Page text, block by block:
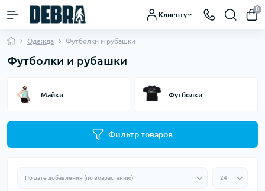
Клиенту
0
Одежда Футболки и рубашки
Футболки и рубашки
Майки Футболки
Фильтр товаров